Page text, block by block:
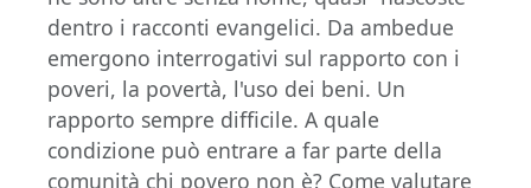
dentro i racconti evangelici. Da ambedue
emergono interrogativi sul rapporto con i
poveri, la povertà, l'uso dei beni. Un
rapporto sempre difficile. A quale
condizione può entrare a far parte della
comunità chi povero non è? Come valutare